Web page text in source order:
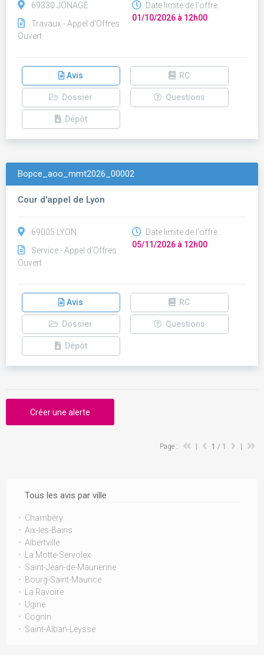
Tous les avis par ville
Chambéry
Aix-les-Bains
Albertville
La Motte-Servolex
Saint-Jean-de-Maurienne
Bourg-Saint-Maurice
La Ravoire
Ugine
Cognin
Saint-Alban-Leysse
69330 JONAGE
Travaux - Appel d'Offres
Ouvert
Date limite de l'offre :
01/10/2026 à 12h00
Avis RC
Dossier Questions
Dépôt
Bopce_aoo_mmt2026_00002
Cour d'appel de Lyon
69005 LYON
Service - Appel d'Offres
Ouvert
Date limite de l'offre :
05/11/2026 à 12h00
Avis RC
Dossier Questions
Dépôt
Créer une alerte
Page : 1 / 1